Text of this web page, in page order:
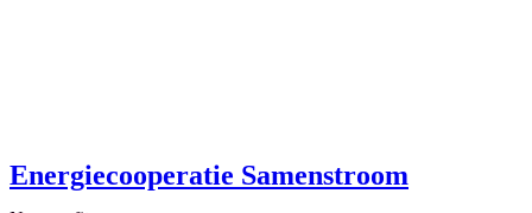
Energiecooperatie Samenstroom